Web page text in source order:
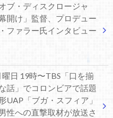
ブ・ディスクロージャ
開け」監督、プロデュー
ァラー氏インタビュー
日 19時〜TBS「口を揃
話」でコロンビアで話題
UAP「ブガ・スフィア」
性への直撃取材が放送さ